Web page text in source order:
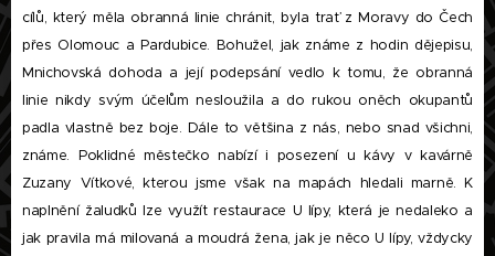
cílů, který měla obranná linie chránit, byla trať z Moravy do Čech
přes Olomouc a Pardubice. Bohužel, jak známe z hodin dějepisu,
Mnichovská dohoda a její podepsání vedlo k tomu, že obranná
linie nikdy svým účelům nesloužila a do rukou oněch okupantů
padla vlastně bez boje. Dále to většina z nás, nebo snad všichni,
známe. Poklidné městečko nabízí i posezení u kávy v kavárně
Zuzany Vítkové, kterou jsme však na mapách hledali marně. K
naplnění žaludků lze využít restaurace U lípy, která je nedaleko a
jak pravila má milovaná a moudrá žena, jak je něco U lípy, vždycky